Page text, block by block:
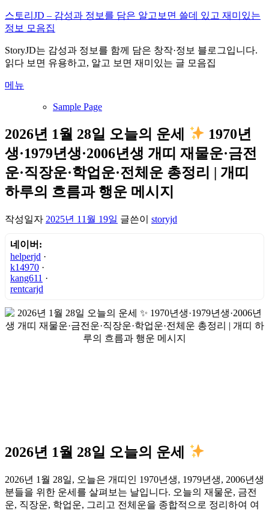
내
용
로
바
가
스토리JD – 감성과 정보를 담은 알고보면 쓸데 있고 재미있는
정보 모음집
StoryJD는 감성과 정보를 함께 담은 창작·정보 블로그입니다.
읽다 보면 유용하고, 알고 보면 재미있는 글 모음집
메뉴
Sample Page
2026년 1월 28일 오늘의 운세
1970년
생·1979년생·2006년생 개띠 재물운·금전
운·직장운·학업운·전체운 총정리 | 개띠
하루의 흐름과 행운 메시지
작성일자 2025년 11월 19일 글쓴이 storyjd
네이버:
helperjd ·
k14970 ·
kang611 ·
rentcarjd
2026년 1월 28일 오늘의 운세
2026년 1월 28일, 오늘은 개띠인 1970년생, 1979년생, 2006년생
분들을 위한 운세를 살펴보는 날입니다. 오늘의 재물운, 금전
운, 직장운, 학업운, 그리고 전체운을 종합적으로 정리하여 여